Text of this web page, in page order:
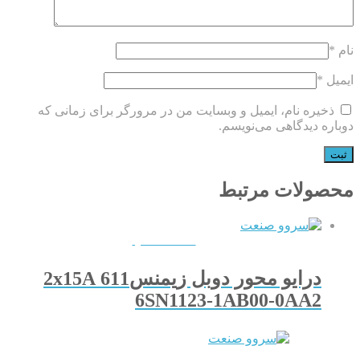
نام *
ایمیل *
ذخیره نام، ایمیل و وبسایت من در مرورگر برای زمانی که
دوباره دیدگاهی می‌نویسم.
محصولات مرتبط
درایو محور دوبل زیمنس611 2x15A
6SN1123-1AB00-0AA2